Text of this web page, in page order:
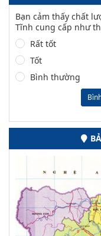
Bạn cảm thấy chất
Tĩnh cung cấp như
Rất tốt
Tốt
Bình thường